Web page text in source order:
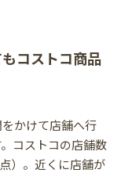
コストコ商品
かけて店舗へ行
コストコの店舗数
）。近くに店舗が